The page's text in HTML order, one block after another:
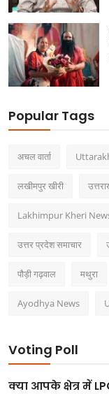
Gallery
Hindi
Popular Tags
अचल वार्ता
लखीमपुर खीरी
Lakhimpur Kheri
उत्तर प्रदेश समाचार
पौड़ी गढ़वाल मथुरा
Ayodhya News
Voting Poll
क्या आपके क्षेत्र में